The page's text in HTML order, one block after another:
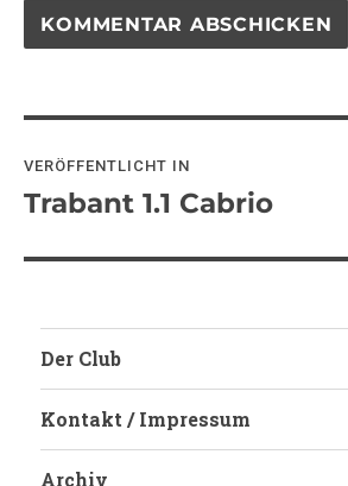
VERÖFFENTLICHT IN
Trabant 1.1 Cabrio
Der Club
Kontakt / Impressum
Archiv